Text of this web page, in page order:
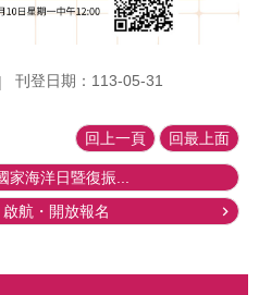
刊登日期：113-05-31
回上一頁 回最上面
家海洋日暨復振...
啟航・開放報名